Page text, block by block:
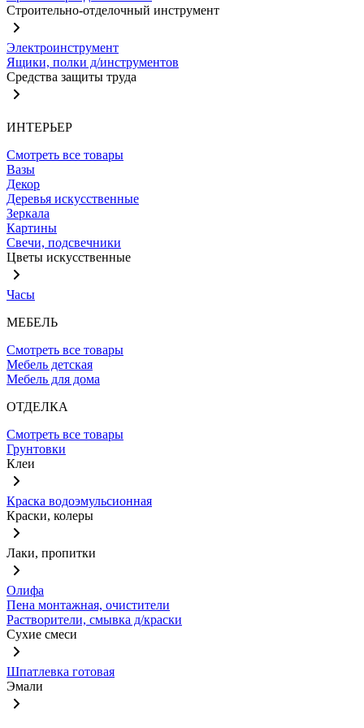
Строительно-отделочный инструмент
Электроинструмент
Ящики, полки д/инструментов
Средства защиты труда
ИНТЕРЬЕР
Смотреть все товары
Вазы
Декор
Деревья искусственные
Зеркала
Картины
Свечи, подсвечники
Цветы искусственные
Часы
МЕБЕЛЬ
Смотреть все товары
Мебель детская
Мебель для дома
ОТДЕЛКА
Смотреть все товары
Грунтовки
Клеи
Краска водоэмульсионная
Краски, колеры
Лаки, пропитки
Олифа
Пена монтажная, очистители
Растворители, смывка д/краски
Сухие смеси
Шпатлевка готовая
Эмали